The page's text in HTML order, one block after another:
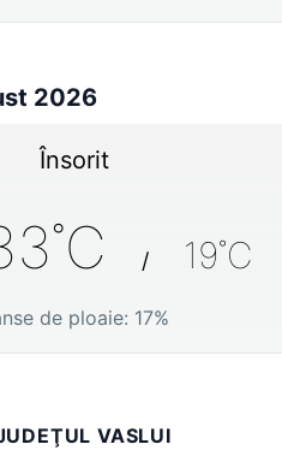
2026
Însorit
˚C / 19˚C
de ploaie: 17%
VASLUI